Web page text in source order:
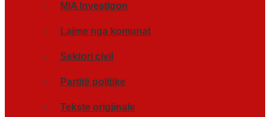
MIA Investigon
Lajme nga komunat
Sektori civil
Partitë politike
Tekste origjinale